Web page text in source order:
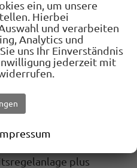
Müdigkeitserkennung
abblendbar
plus
ein, um unsere
Hierbei
und verarbeiten
Analytics und
uns Ihr Einverständnis
jederzeit mit